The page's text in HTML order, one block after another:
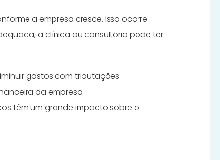
a empresa cresce. Isso ocorre
a clínica ou consultório pode ter
gastos com tributações
da empresa.
têm um grande impacto sobre o